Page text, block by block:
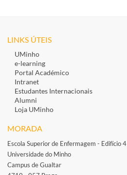
LINKS ÚTEIS
UMinho
e-learning
Portal Académico
Intranet
Estudantes Inte​rnacionais
Alumni
Loja UMinho
MORADA
Escola Superior de Enfermagem - Edifício 4
Universidade do Minho
Campus de Gualtar